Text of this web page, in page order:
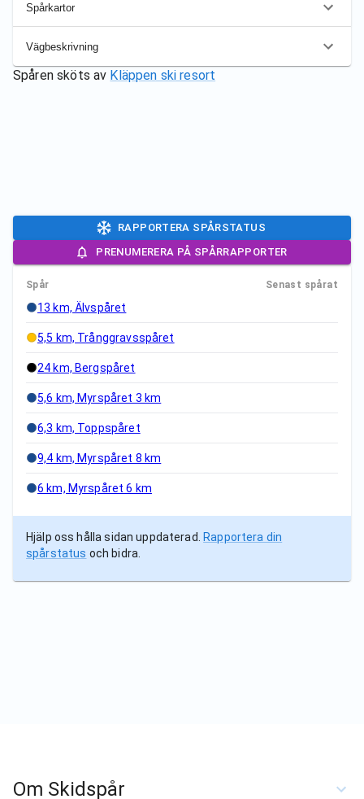
Spårkartor
Vägbeskrivning
Spåren sköts av Kläppen ski resort
RAPPORTERA SPÅRSTATUS
PRENUMERERA PÅ SPÅRRAPPORTER
Spår Senast spårat
13 km, Älvspåret
5,5 km, Trånggravsspåret
24 km, Bergspåret
5,6 km, Myrspåret 3 km
6,3 km, Toppspåret
9,4 km, Myrspåret 8 km
6 km, Myrspåret 6 km
Hjälp oss hålla sidan uppdaterad.
Rapportera din
spårstatus och bidra.
Om Skidspår